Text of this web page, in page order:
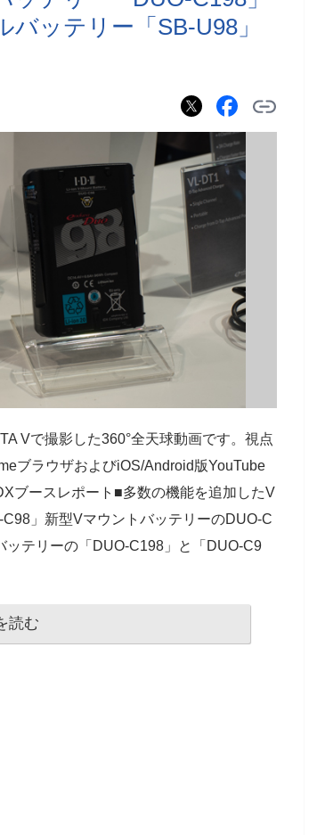
バッテリー「SB-U98」
Vで撮影した360°全天球動画です。視点
ブラウザおよびiOS/Android版YouTube
ブースレポート■多数の機能を追加したV
」新型VマウントバッテリーのDUO-C
テリーの「DUO-C198」と「DUO-C9
読む